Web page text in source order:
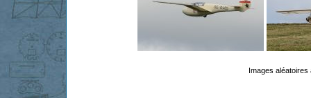
Images aléatoires